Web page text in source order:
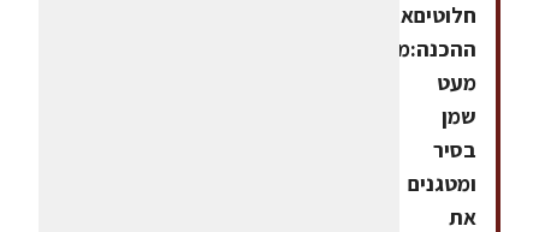
חלוטיםאופן
ההכנה:מחממים
מעט
שמן
בסיר
ומטגנים
את